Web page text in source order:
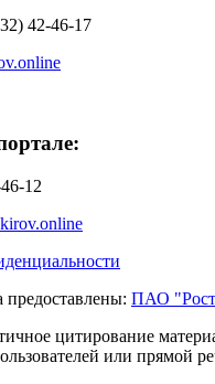
42-46-17
12
предоставлены: ПАО
цитирование
или прямой